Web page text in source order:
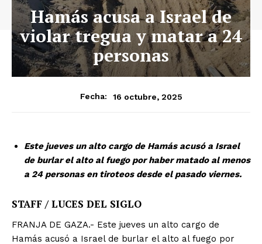
Hamás acusa a Israel de
violar tregua y matar a 24
personas
Fecha: 16 octubre, 2025
Este jueves un alto cargo de Hamás acusó a Israel
de burlar el alto al fuego por haber matado al menos
a 24 personas en tiroteos desde el pasado viernes.
STAFF / LUCES DEL SIGLO
FRANJA DE GAZA.- Este jueves un alto cargo de
Hamás acusó a Israel de burlar el alto al fuego por